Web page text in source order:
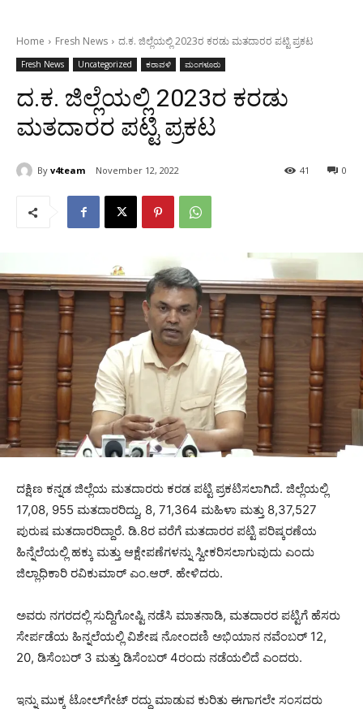
Home Fresh News ದ.ಕ. ಜಿಲ್ಲೆಯಲ್ಲಿ 2023ರ ಕರಡು ಮತದಾರರ ಪಟ್ಟಿ ಪ್ರಕಟ
Fresh News Uncategorized ಕರಾವಳಿ ಮಂಗಳೂರು
ದ.ಕ. ಜಿಲ್ಲೆಯಲ್ಲಿ 2023ರ ಕರಡು
ಮತದಾರರ ಪಟ್ಟಿ ಪ್ರಕಟ
By v4team November 12, 2022 0
41
ದಕ್ಷಿಣ ಕನ್ನಡ ಜಿಲ್ಲೆಯ ಮತದಾರರು ಕರಡ ಪಟ್ಟಿ ಪ್ರಕಟಿಸಲಾಗಿದೆ. ಜಿಲ್ಲೆಯಲ್ಲಿ
17,08, 955 ಮತದಾರರಿದ್ದು, 8, 71,364 ಮಹಿಳಾ ಮತ್ತು 8,37,527
ಪುರುಷ ಮತದಾರರಿದ್ದಾರೆ. ಡಿ.8ರ ವರೆಗೆ ಮತದಾರರ ಪಟ್ಟಿ ಪರಿಷ್ಕರಣೆಯ
ಹಿನ್ನೆಲೆಯಲ್ಲಿ ಹಕ್ಕು ಮತ್ತು ಆಕ್ಷೇಪಣೆಗಳನ್ನು ಸ್ವೀಕರಿಸಲಾಗುವುದು ಎಂದು
ಜಿಲ್ಲಾಧಿಕಾರಿ ರವಿಕುಮಾರ್ ಎಂ.ಆರ್. ಹೇಳಿದರು.
ಅವರು ನಗರದಲ್ಲಿ ಸುದ್ದಿಗೋಷ್ಟಿ ನಡೆಸಿ ಮಾತನಾಡಿ, ಮತದಾರರ ಪಟ್ಟಿಗೆ ಹೆಸರು
ಸೇರ್ಪಡೆಯ ಹಿನ್ನಲೆಯಲ್ಲಿ ವಿಶೇಷ ನೋಂದಣಿ ಅಭಿಯಾನ ನವೆಂಬರ್ 12,
20, ಡಿಸೆಂಬರ್ 3 ಮತ್ತು ಡಿಸೆಂಬರ್ 4ರಂದು ನಡೆಯಲಿದೆ ಎಂದರು.
ಇನ್ನು ಮುಕ್ಕ ಟೋಲ್‍ಗೇಟ್ ರದ್ದು ಮಾಡುವ ಕುರಿತು ಈಗಾಗಲೇ ಸಂಸದರು